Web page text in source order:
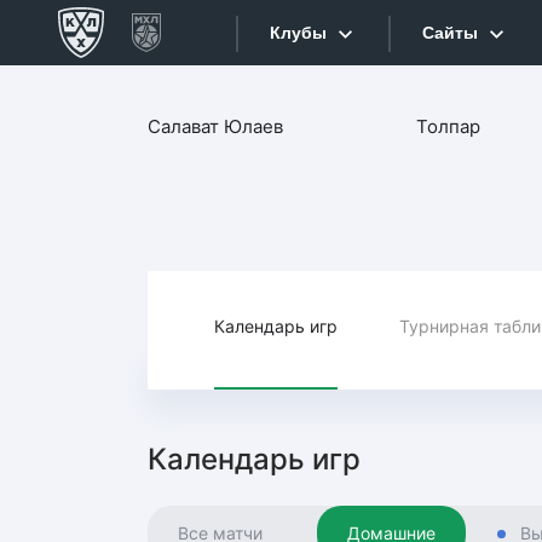
Клубы
Конференция «Запад»
Торпедо
Динамо Мн
Динамо М
Сайты
Сайты
Текстовые
Салават Юлаев Толпар
Календарь игр Турнирная
Календарь игр
Все матчи Домашние